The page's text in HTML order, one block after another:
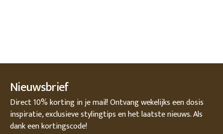
Nieuwsbrief
Direct 10% korting in je mail! Ontvang wekelijks een dosis
inspiratie, exclusieve stylingtips en het laatste nieuws. Als
dank een kortingscode!